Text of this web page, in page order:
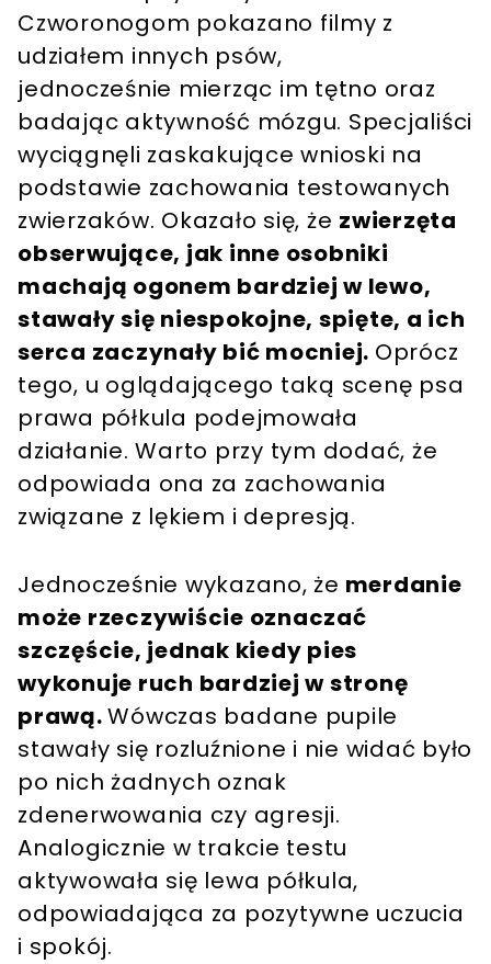
Czworonogom pokazano filmy z
udziałem innych psów,
jednocześnie mierząc im tętno oraz
badając aktywność mózgu. Specjaliści
wyciągnęli zaskakujące wnioski na
podstawie zachowania testowanych
zwierzaków. Okazało się, że zwierzęta
obserwujące, jak inne osobniki
machają ogonem bardziej w lewo,
stawały się niespokojne, spięte, a ich
serca zaczynały bić mocniej. Oprócz
tego, u oglądającego taką scenę psa
prawa półkula podejmowała
działanie. Warto przy tym dodać, że
odpowiada ona za zachowania
związane z lękiem i depresją.
Jednocześnie wykazano, że merdanie
może rzeczywiście oznaczać
szczęście, jednak kiedy pies
wykonuje ruch bardziej w stronę
prawą.Wówczas badane pupile
stawały się rozluźnione i nie widać było
po nich żadnych oznak
zdenerwowania czy agresji.
Analogicznie w trakcie testu
aktywowała się lewa półkula,
odpowiadająca za pozytywne uczucia
i spokój.